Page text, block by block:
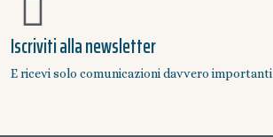
Iscriviti alla newsletter
E ricevi solo comunicazioni davvero importanti